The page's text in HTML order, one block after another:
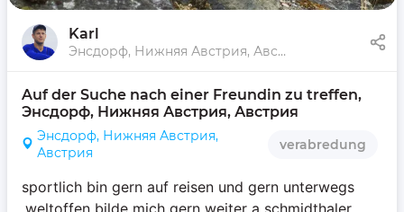
Karl
Энсдорф, Нижняя Австрия, Австрия
Auf der Suche nach einer Freundin zu treffen,
Энсдорф, Нижняя Австрия, Австрия
Энсдорф, Нижняя Австрия,
Австрия
verabredung
sportlich bin gern auf reisen und gern unterwegs
,weltoffen bilde mich gern weiter a schmidthaler